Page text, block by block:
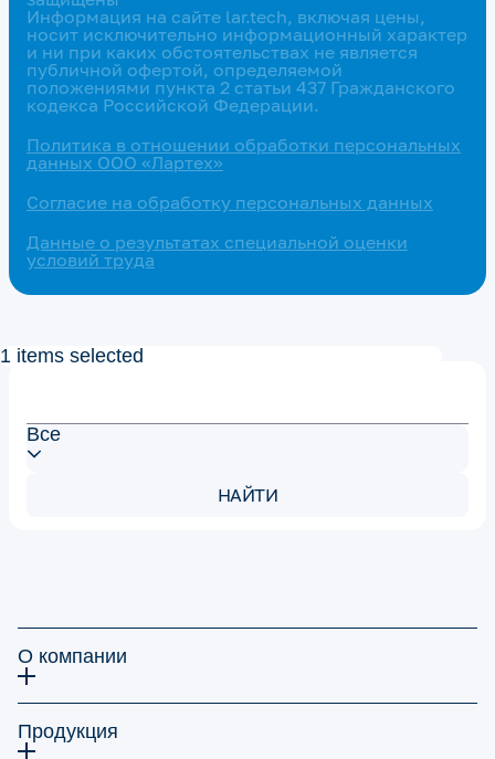
Информация на сайте lar.tech, включая цены,
носит исключительно информационный характер
и ни при каких обстоятельствах не является
публичной офертой, определяемой
положениями пункта 2 статьи 437 Гражданского
кодекса Российской Федерации.
Политика в отношении обработки персональных
данных ООО «Лартех»
Согласие на обработку персональных данных
Данные о результатах специальной оценки
условий труда
Все
1 items selected
НАЙТИ
О компании
Продукция